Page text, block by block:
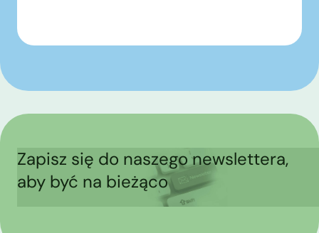
Zapisz się do naszego newslettera,
aby być na bieżąco